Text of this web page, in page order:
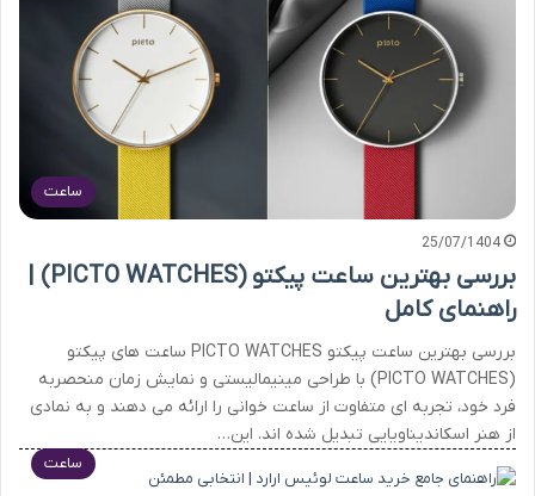
ساعت
25/07/1404
بررسی بهترین ساعت پیکتو (PICTO WATCHES) |
راهنمای کامل
بررسی بهترین ساعت پیکتو PICTO WATCHES ساعت های پیکتو
(PICTO WATCHES) با طراحی مینیمالیستی و نمایش زمان منحصربه
فرد خود، تجربه ای متفاوت از ساعت خوانی را ارائه می دهند و به نمادی
از هنر اسکاندیناویایی تبدیل شده اند. این…
ساعت